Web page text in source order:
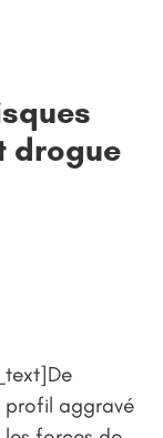
drogue
profil aggravé